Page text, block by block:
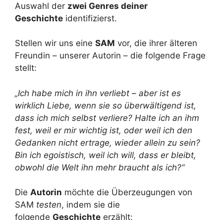
Auswahl der zwei Genres deiner
Geschichte identifizierst.
Stellen wir uns eine SAM vor, die ihrer älteren
Freundin – unserer Autorin – die folgende Frage
stellt:
„Ich habe mich in ihn verliebt – aber ist es
wirklich Liebe, wenn sie so überwältigend ist,
dass ich mich selbst verliere? Halte ich an ihm
fest, weil er mir wichtig ist, oder weil ich den
Gedanken nicht ertrage, wieder allein zu sein?
Bin ich egoistisch, weil ich will, dass er bleibt,
obwohl die Welt ihn mehr braucht als ich?“
Die Autorin möchte die Überzeugungen von
SAM testen, indem sie die
folgende Geschichte erzählt: